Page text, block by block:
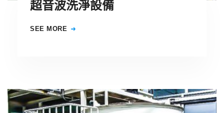
超音波洗淨設備
SEE MORE